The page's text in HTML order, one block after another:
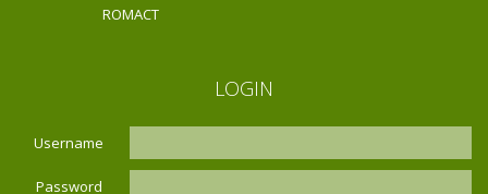
ROMACT
LOGIN
Username
Password